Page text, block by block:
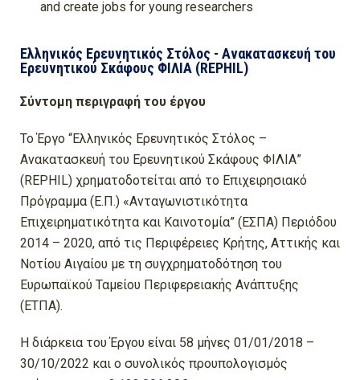
and create jobs for young researchers
Ελληνικός Ερευνητικός Στόλος - Ανακατασκευή του
Ερευνητικού Σκάφους ΦΙΛΙΑ (REPHIL)
Σύντομη περιγραφή του έργου
To Έργο “Ελληνικός Ερευνητικός Στόλος –
Ανακατασκευή του Ερευνητικού Σκάφους ΦΙΛΙΑ”
(REPHIL) χρηματοδοτείται από το Επιχειρησιακό
Πρόγραμμα (Ε.Π.) «Ανταγωνιστικότητα
Επιχειρηματικότητα και Καινοτομία” (ΕΣΠΑ) Περιόδου
2014 – 2020, από τις Περιφέρειες Κρήτης, Αττικής και
Νοτίου Αιγαίου με τη συγχρηματοδότηση του
Ευρωπαϊκού Ταμείου Περιφερειακής Ανάπτυξης
(ΕΤΠΑ).
Η διάρκεια του Έργου είναι 58 μήνες 01/01/2018 –
30/10/2022 και ο συνολικός προυπολογισμός